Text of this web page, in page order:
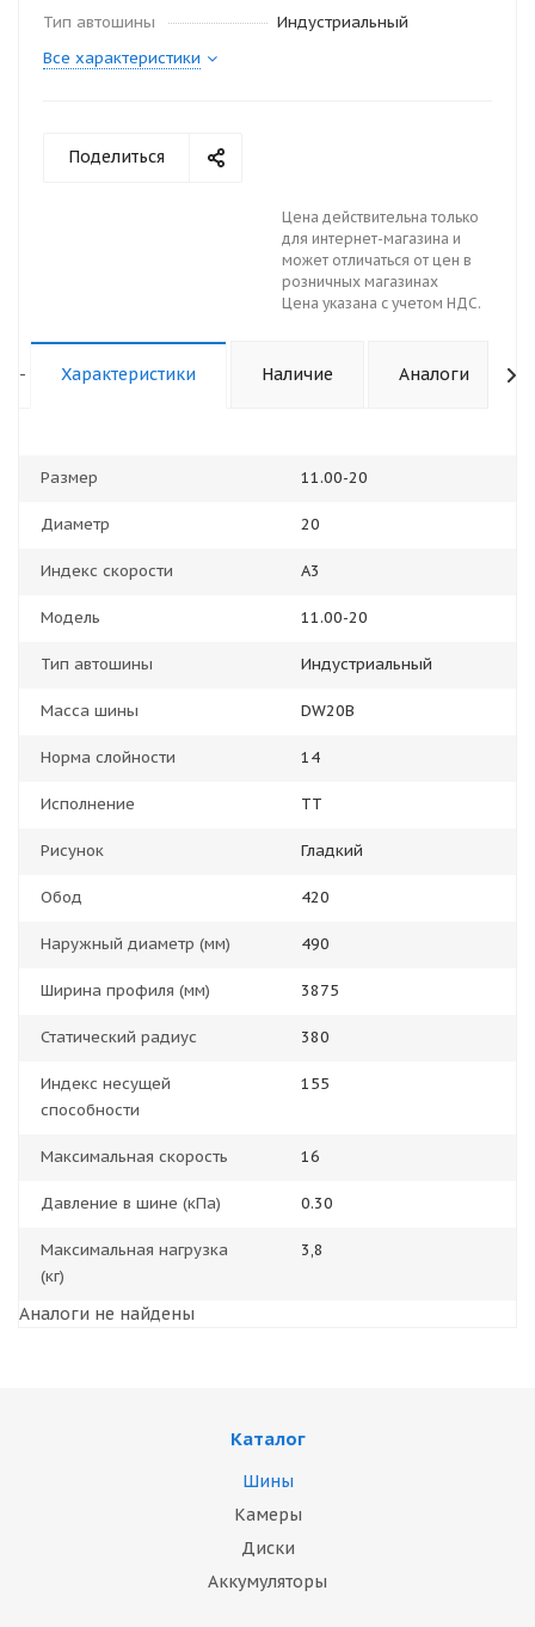
Тип автошины
Индустриальный
Все характеристики
Поделиться
Цена действительна только
для интернет-магазина и
может отличаться от цен в
розничных магазинах
Цена указана с учетом НДС.
- Характеристики Наличие Аналоги
Размер 11.00-20
Диаметр 20
Индекс скорости A3
Модель 11.00-20
Тип автошины Индустриальный
Масса шины DW20B
Норма слойности 14
Исполнение TT
Рисунок Гладкий
Обод 420
Наружный диаметр (мм) 490
Ширина профиля (мм) 3875
Статический радиус 380
Индекс несущей
способности
155
Максимальная скорость 16
Давление в шине (кПа) 0.30
Максимальная нагрузка
(кг)
3,8
Аналоги не найдены
Каталог
Шины
Камеры
Диски
Аккумуляторы